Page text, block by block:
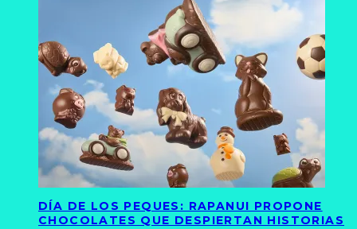
DÍA DE LOS PEQUES: RAPANUI PROPONE
CHOCOLATES QUE DESPIERTAN HISTORIAS